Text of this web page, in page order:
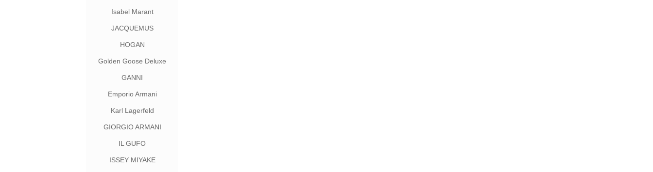
Isabel Marant
JACQUEMUS
HOGAN
Golden Goose Deluxe
GANNI
Emporio Armani
Karl Lagerfeld
GIORGIO ARMANI
IL GUFO
ISSEY MIYAKE